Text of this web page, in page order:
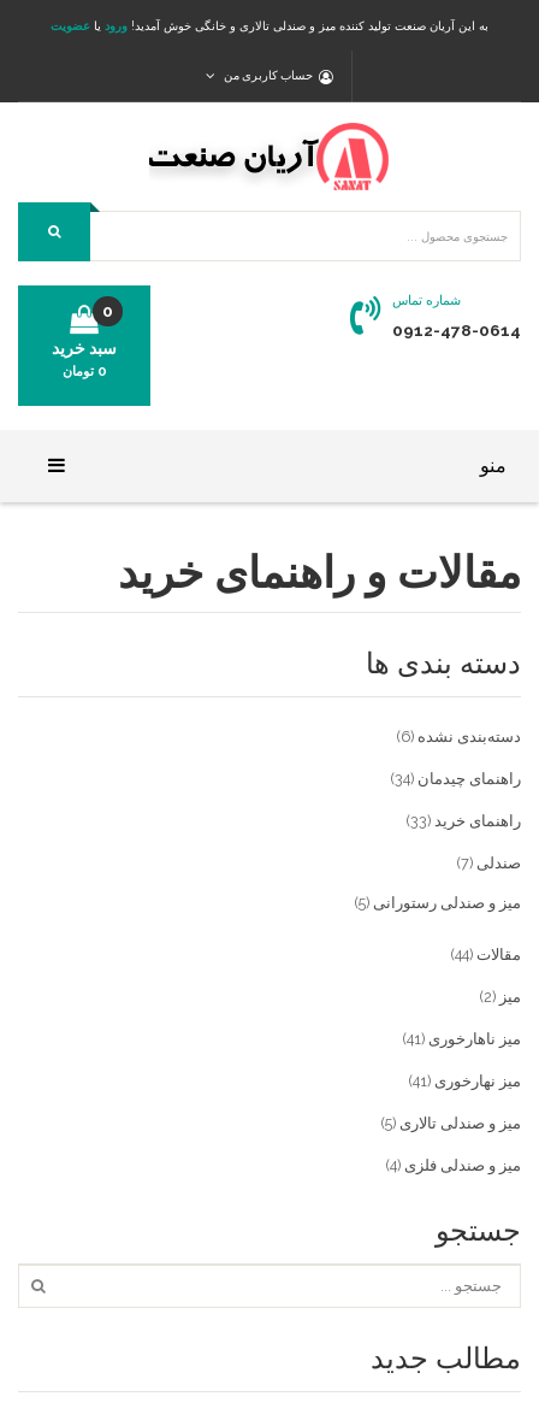
به این آریان صنعت تولید کننده میز و صندلی تالاری و خانگی خوش آمدید! ورود یا عضویت
حساب کاربری من
شماره تماس
0912-478-0614
سبد خرید
0
0 تومان
منو
فروشگاه
میز و صندلی خانگی
تماس با ما
خدمات
تماس با ما
سوالات متداول
پیش پرداخت
مقالات و راهنمای خرید
دسته بندی ها
دسته‌بندی نشده (6)
راهنمای چیدمان (34)
راهنمای خرید (33)
صندلی (7)
میز و صندلی رستورانی (5)
مقالات (44)
میز (2)
میز ناهارخوری (41)
میز نهارخوری (41)
میز و صندلی تالاری (5)
میز و صندلی فلزی (4)
جستجو
مطالب جدید